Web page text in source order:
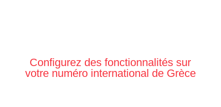
Configurez des fonctionnalités sur
votre numéro international de Grèce